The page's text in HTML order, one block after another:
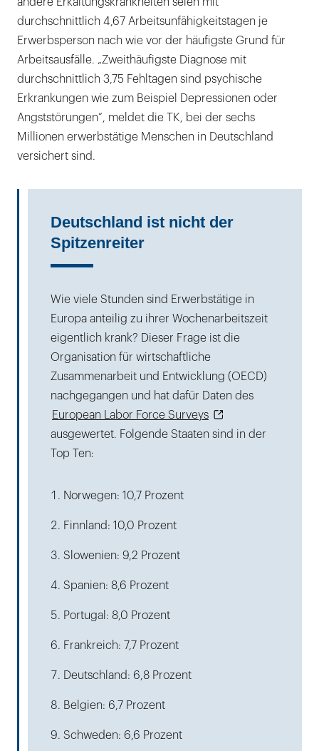
durchschnittlich 4,67 Arbeitsunfähigkeitstagen je
Erwerbsperson nach wie vor der häufigste Grund für
Arbeitsausfälle. „Zweithäufigste Diagnose mit
durchschnittlich 3,75 Fehltagen sind psychische
Erkrankungen wie zum Beispiel Depressionen oder
Angststörungen“, meldet die TK, bei der sechs
Millionen erwerbstätige Menschen in Deutschland
versichert sind.
Deutschland ist nicht der
Spitzenreiter
Wie viele Stunden sind Erwerbstätige in
Europa anteilig zu ihrer Wochenarbeitszeit
eigentlich krank? Dieser Frage ist die
Organisation für wirtschaftliche
Zusammenarbeit und Entwicklung (OECD)
nachgegangen und hat dafür Daten des
European Labor Force Surveys
ausgewertet. Folgende Staaten sind in der
Top Ten:
Norwegen: 10,7 Prozent
Finnland: 10,0 Prozent
Slowenien: 9,2 Prozent
Spanien: 8,6 Prozent
Portugal: 8,0 Prozent
Frankreich: 7,7 Prozent
Deutschland: 6,8 Prozent
Belgien: 6,7 Prozent
Schweden: 6,6 Prozent